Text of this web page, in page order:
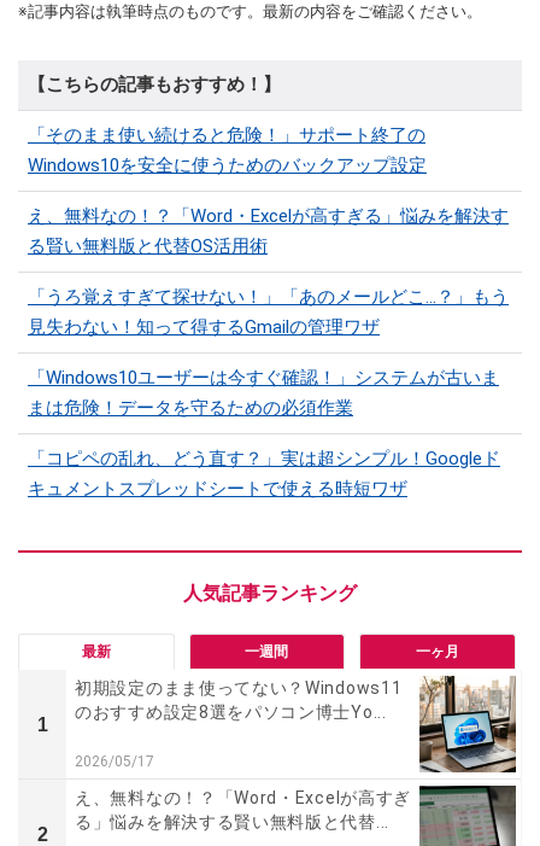
※記事内容は執筆時点のものです。最新の内容をご確認ください。
【こちらの記事もおすすめ！】
「そのまま使い続けると危険！」サポート終了の
Windows10を安全に使うためのバックアップ設定
え、無料なの！？「Word・Excelが高すぎる」悩みを解決す
る賢い無料版と代替OS活用術
「うろ覚えすぎて探せない！」「あのメールどこ...？」もう
見失わない！知って得するGmailの管理ワザ
「Windows10ユーザーは今すぐ確認！」システムが古いま
まは危険！データを守るための必須作業
「コピペの乱れ、どう直す？」実は超シンプル！Googleド
キュメントスプレッドシートで使える時短ワザ
最新 一週間 一ヶ月
1
初期設定のまま使ってない？Windows11
のおすすめ設定8選をパソコン博士Yo...
2026/05/17
2
え、無料なの！？「Word・Excelが高すぎ
る」悩みを解決する賢い無料版と代替...